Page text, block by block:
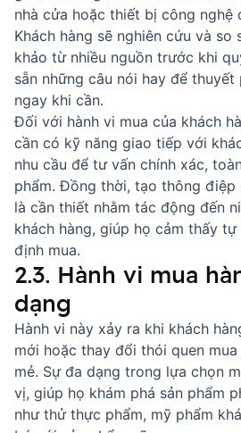
nhà cửa hoặc thiết bị công nghệ
Khách hàng sẽ nghiên cứu và so
khảo từ nhiều nguồn trước khi
sẵn những câu nói hay để thuyết
ngay khi cần.
Đối với hành vi mua của khách
cần có kỹ năng giao tiếp với
nhu cầu để tư vấn chính xác,
phẩm. Đồng thời, tạo thông điệp
là cần thiết nhằm tác động đến
khách hàng, giúp họ cảm thấy
định mua.
2.3. Hành vi mua
dạng
Hành vi này xảy ra khi khách
mới hoặc thay đổi thói quen
mẻ. Sự đa dạng trong lựa chọn
vị, giúp họ khám phá sản phẩm
như thử thực phẩm, mỹ phẩm